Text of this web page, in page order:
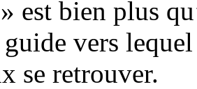
est bien plus
vers
se retrouver.